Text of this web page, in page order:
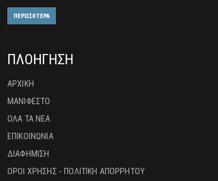
ΠΕΡΙΣΣΟΤΕΡΑ
ΠΛΟΗΓΗΣΗ
ΑΡΧΙΚΗ
ΜΑΝΙΦΕΣΤΟ
ΟΛΑ ΤΑ ΝΕΑ
ΕΠΙΚΟΙΝΩΝΙΑ
ΔΙΑΦΗΜΙΣΗ
ΟΡΟΙ ΧΡΗΣΗΣ - ΠΟΛΙΤΙΚΗ ΑΠΟΡΡΗΤΟΥ